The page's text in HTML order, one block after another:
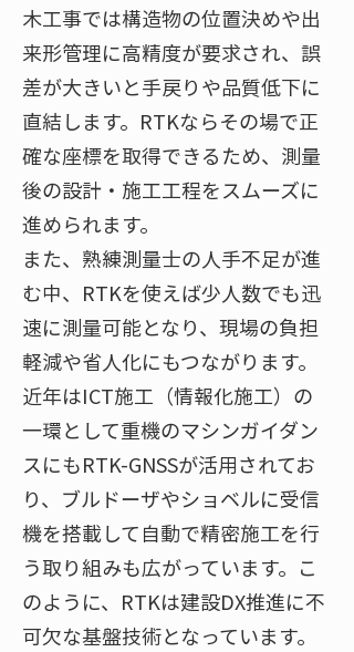
木工事では構造物の位置決めや出
来形管理に高精度が要求され、誤
差が大きいと手戻りや品質低下に
直結します。RTKならその場で正
確な座標を取得できるため、測量
後の設計・施工工程をスムーズに
進められます​。
また、熟練測量士の人手不足が進
む中、RTKを使えば少人数でも迅
速に測量可能となり、現場の負担
軽減や省人化にもつながります​。
近年はICT施工（情報化施工）の
一環として重機のマシンガイダン
スにもRTK-GNSSが活用されてお
り、ブルドーザやショベルに受信
機を搭載して自動で精密施工を行
う取り組みも広がっています​。こ
のように、RTKは建設DX推進に不
可欠な基盤技術となっています。